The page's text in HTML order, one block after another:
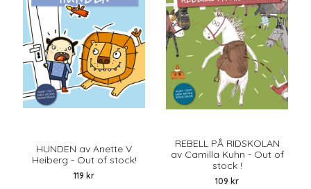
HUNDEN av Anette V
Heiberg - Out of stock!
119 kr
REBELL PÅ RIDSKOLAN
av Camilla Kuhn - Out of
stock !
109 kr